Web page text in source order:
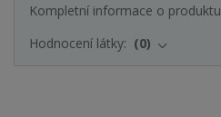
Kompletní informace o produktu
Hodnocení látky:
0